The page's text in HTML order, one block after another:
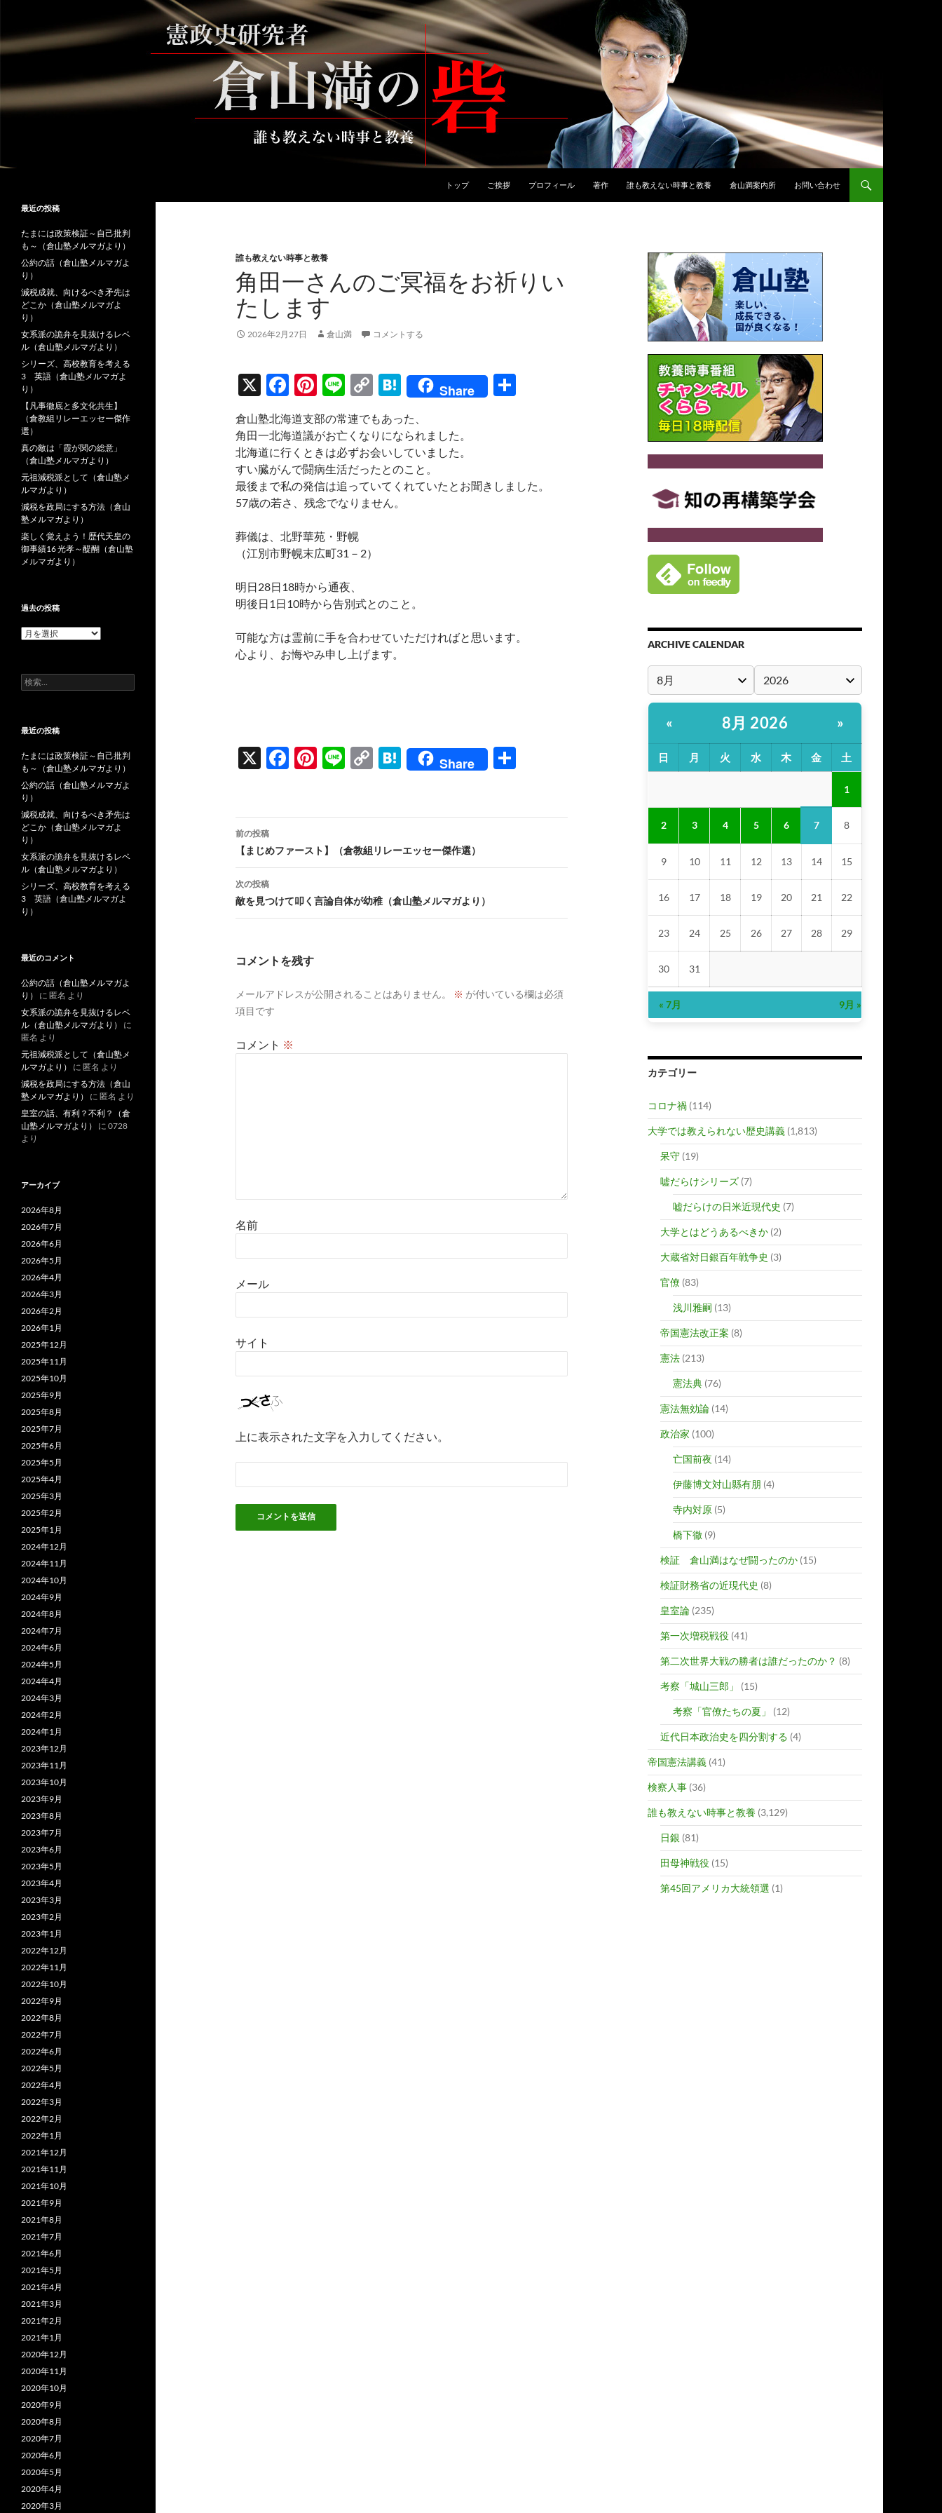
テ
ン
へ
ス
トップ ご挨拶 プロフィール 著作 誰も教えない時事と教養 倉山満案内所 お問い合わせ
誰も教えない時事と教養
角田一さんのご冥福をお祈りい
たします
2026年2月27日 倉山満 コメントする
X
F
ac
e
b
o
o
Pi
nt
er
es
t
Li
n
e
C
o
p
y
Li
n
H
at
e
n
a
Share
倉山塾北海道支部の常連でもあった、
角田一北海道議がお亡くなりになられました。
北海道に行くときは必ずお会いしていました。
すい臓がんで闘病生活だったとのこと。
最後まで私の発信は追っていてくれていたとお聞きしました。
57歳の若さ、残念でなりません。
葬儀は、北野華苑・野幌
（江別市野幌末広町31－2）
明日28日18時から通夜、
明後日1日10時から告別式とのこと。
可能な方は霊前に手を合わせていただければと思います。
心より、お悔やみ申し上げます。
X
F
b
o
o
k
Pi
es
t
Li
C
y
Li
n
k
H
at
n
a
Share
投
稿
ナ
ビ
ゲ
ョ
前の投稿
【まじめファースト】（倉教組リレーエッセー傑作選）
次の投稿
敵を見つけて叩く言論自体が幼稚（倉山塾メルマガより）
コメントを残す
メールアドレスが公開されることはありません。 ※ が付いている欄は必須
項目です
コメント ※
名前
メール
サイト
上に表示された文字を入力してください。
ARCHIVE CALENDAR
« 8月 2026 »
日 月 火 水 木 金 土
1
2 3 4 5 6 7 8
9 10 11 12 13 14 15
16 17 18 19 20 21 22
23 24 25 26 27 28 29
30 31
« 7月 9月 »
カテゴリー
コロナ禍 (114)
大学では教えられない歴史講義 (1,813)
呆守 (19)
嘘だらけシリーズ (7)
嘘だらけの日米近現代史 (7)
大学とはどうあるべきか (2)
大蔵省対日銀百年戦争史 (3)
官僚 (83)
浅川雅嗣 (13)
帝国憲法改正案 (8)
憲法 (213)
憲法典 (76)
憲法無効論 (14)
政治家 (100)
亡国前夜 (14)
伊藤博文対山縣有朋 (4)
寺内対原 (5)
橋下徹 (9)
検証 倉山満はなぜ闘ったのか (15)
検証財務省の近現代史 (8)
皇室論 (235)
第一次増税戦役 (41)
第二次世界大戦の勝者は誰だったのか？ (8)
考察「城山三郎」 (15)
考察「官僚たちの夏」 (12)
近代日本政治史を四分割する (4)
帝国憲法講義 (41)
検察人事 (36)
誰も教えない時事と教養 (3,129)
日銀 (81)
田母神戦役 (15)
第45回アメリカ大統領選 (1)
倉山満の砦～誰も教えない時事と教
最近の投稿
たまには政策検証～自己批判
も～（倉山塾メルマガより）
公約の話（倉山塾メルマガよ
り）
減税成就、向けるべき矛先は
どこか（倉山塾メルマガよ
り）
女系派の詭弁を見抜けるレベ
ル（倉山塾メルマガより）
シリーズ、高校教育を考える
3 英語（倉山塾メルマガよ
り）
【凡事徹底と多文化共生】
（倉教組リレーエッセー傑作
選）
真の敵は「霞が関の総意」
（倉山塾メルマガより）
元祖減税派として（倉山塾メ
ルマガより）
減税を政局にする方法（倉山
塾メルマガより）
楽しく覚えよう！歴代天皇の
御事績16 光孝～醍醐（倉山塾
メルマガより）
過去の投稿
過
稿
検
索:
最近の投稿
たまには政策検証～自己批判
も～（倉山塾メルマガより）
公約の話（倉山塾メルマガよ
り）
減税成就、向けるべき矛先は
どこか（倉山塾メルマガよ
り）
女系派の詭弁を見抜けるレベ
ル（倉山塾メルマガより）
シリーズ、高校教育を考える
3 英語（倉山塾メルマガよ
り）
最近のコメント
公約の話（倉山塾メルマガよ
り）
に 匿名 より
女系派の詭弁を見抜けるレベ
ル（倉山塾メルマガより）
に
匿名 より
元祖減税派として（倉山塾メ
ルマガより）
に 匿名 より
減税を政局にする方法（倉山
塾メルマガより）
に 匿名 より
皇室の話、有利？不利？（倉
山塾メルマガより）
に 0728
より
アーカイブ
2026年8月
2026年7月
2026年6月
2026年5月
2026年4月
2026年3月
2026年2月
2026年1月
2025年12月
2025年11月
2025年10月
2025年9月
2025年8月
2025年7月
2025年6月
2025年5月
2025年4月
2025年3月
2025年2月
2025年1月
2024年12月
2024年11月
2024年10月
2024年9月
2024年8月
2024年7月
2024年6月
2024年5月
2024年4月
2024年3月
2024年2月
2024年1月
2023年12月
2023年11月
2023年10月
2023年9月
2023年8月
2023年7月
2023年6月
2023年5月
2023年4月
2023年3月
2023年2月
2023年1月
2022年12月
2022年11月
2022年10月
2022年9月
2022年8月
2022年7月
2022年6月
2022年5月
2022年4月
2022年3月
2022年2月
2022年1月
2021年12月
2021年11月
2021年10月
2021年9月
2021年8月
2021年7月
2021年6月
2021年5月
2021年4月
2021年3月
2021年2月
2021年1月
2020年12月
2020年11月
2020年10月
2020年9月
2020年8月
2020年7月
2020年6月
2020年5月
2020年4月
2020年3月